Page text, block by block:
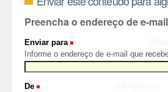
Preencha o endereço de e-
Enviar para
Informe o endereço de e-mail que
De